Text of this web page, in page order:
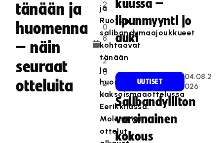
tänään ja
huomenna
– näin
seuraat
otteluita
2
.
0
8
.
2
0
2
1
ja
Ruotsin
salibandymaajoukkueet
kohtaavat
tänään
ja
huomenna
kaksoismaaottelussa
Eerikkilässä.
Molemmat
ottelut
kuussa –
lipunmyynti jo
auki
UUTISET
04.08.2
026
Salibandyliiton
varsinainen
kokous